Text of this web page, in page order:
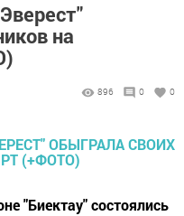
на
896 0 0
"Биектау" состоялись